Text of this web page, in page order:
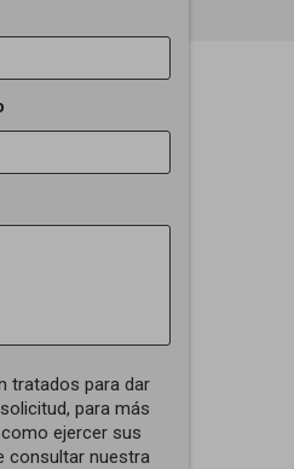
tratados para dar
para más
ejercer sus
consultar nuestra